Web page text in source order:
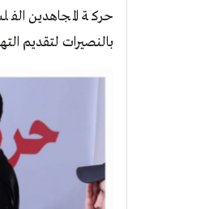
بالنصيرات لتقديم التهنئة